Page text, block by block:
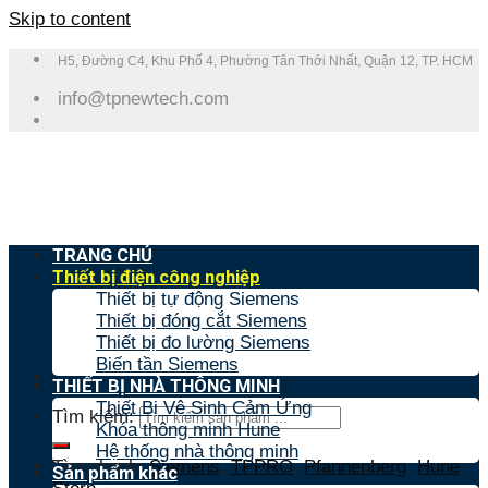
Skip to content
H5, Đường C4, Khu Phố 4, Phường Tân Thới Nhất, Quận 12, TP. HCM
info@tpnewtech.com
Tìm kiếm:
Tìm nhanh:Siemens,TPPRO,Pfannenberg,Hune,
TRANG CHỦ
Thiết bị điện công nghiệp
Thiết bị tự động Siemens
Thiết bị đóng cắt Siemens
Thiết bị đo lường Siemens
Biến tần Siemens
THIẾT BỊ NHÀ THÔNG MINH
Thiết Bị Vệ Sinh Cảm Ứng
Khóa thông minh Hune
Hệ thống nhà thông minh
Sản phẩm khác